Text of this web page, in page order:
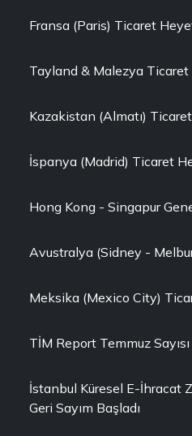
Fransa (Paris) Ticaret
Tayland & Malezya
Kazakistan (Almatı)
İspanya (Madrid) Ticaret
Hong Kong - Singapur
Avustralya (Sidney -
Meksika (Mexico City)
TİM Report Temmuz Sayısı
İstanbul Küresel E-İhracat
Geri Sayım Başladı